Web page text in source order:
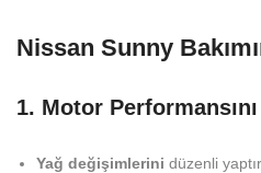
Nissan Sunny
1. Motor
Yağ değişimlerini düzenli